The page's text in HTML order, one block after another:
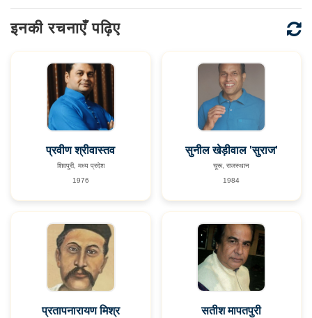
इनकी रचनाएँ पढ़िए
प्रवीण श्रीवास्तव
शिवपुरी, मध्य प्रदेश
1976
सुनील खेड़ीवाल 'सुराज'
चूरू, राजस्थान
1984
प्रतापनारायण मिश्र सतीश मापतपुरी